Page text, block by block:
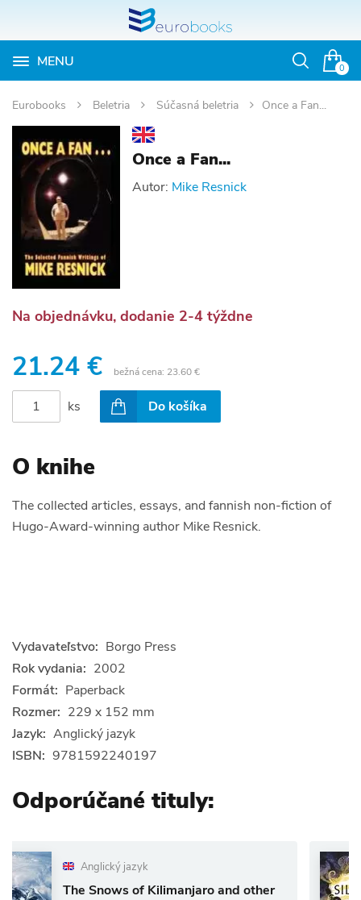
0
MENU
Otvoriť
Eurobooks Beletria Súčasná beletria Once a Fan...
Once a Fan...
Autor: Mike Resnick
Na objednávku, dodanie 2-4 týždne
21.24 € bežná cena: 23.60 €
ks Do košíka
O knihe
The collected articles, essays, and fannish non-fiction of
Hugo-Award-winning author Mike Resnick.
Vydavateľstvo: Borgo Press
Rok vydania: 2002
Formát: Paperback
Rozmer: 229 x 152 mm
Jazyk: Anglický jazyk
ISBN: 9781592240197
Odporúčané tituly:
jazyk
of Kilimanjaro and other
The